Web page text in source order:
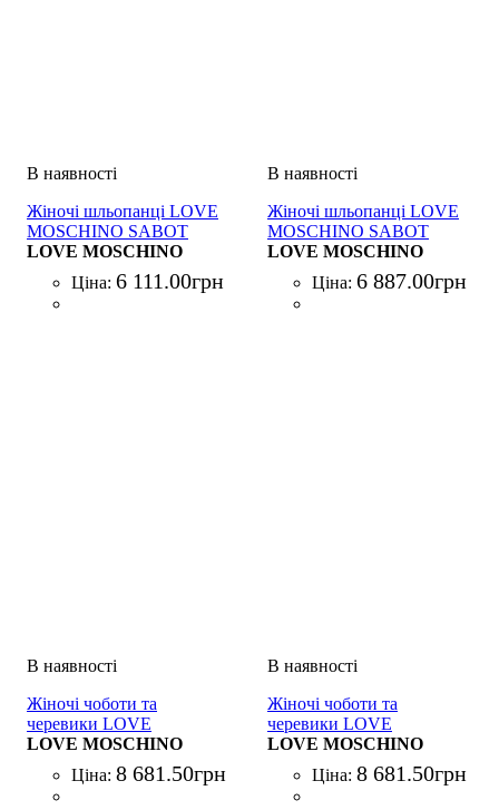
Жіночі шльопанці LOVE
MOSCHINO SABOT
BIANCO
LOVE MOSCHINO
Ціна: 6 111.00грн
Жіночі шльопанці LOVE
MOSCHINO SABOT
NERO
LOVE MOSCHINO
Ціна: 6 887.00грн
Жіночі чоботи та
черевики LOVE
MOSCHINO ST.TTOD
NERO
LOVE MOSCHINO
Ціна: 8 681.50грн
Жіночі чоботи та
черевики LOVE
MOSCHINO ST.TTOD
ARGENTO
LOVE MOSCHINO
Ціна: 8 681.50грн